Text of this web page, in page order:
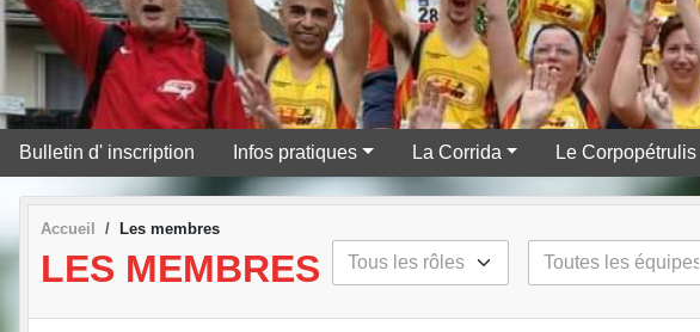
Bulletin d' inscription Infos pratiques La Corrida Le Corpopétrulis
Accueil Les membres
LES MEMBRES